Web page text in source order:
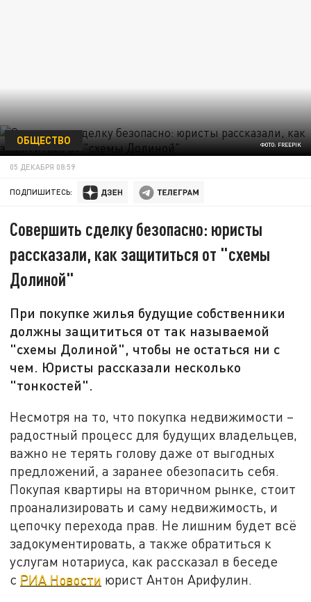
ФОТО: FREEPIK
ОБЩЕСТВО
05 ДЕКАБРЯ 08:59
ПОДПИШИТЕСЬ:
Совершить сделку безопасно: юристы
рассказали, как защититься от "схемы
Долиной"
При покупке жилья будущие собственники
должны защититься от так называемой
"схемы Долиной", чтобы не остаться ни с
чем. Юристы рассказали несколько
"тонкостей".
Несмотря на то, что покупка недвижимости –
радостный процесс для будущих владельцев,
важно не терять голову даже от выгодных
предложений, а заранее обезопасить себя.
Покупая квартиры на вторичном рынке, стоит
проанализировать и саму недвижимость, и
цепочку перехода прав. Не лишним будет всё
задокументировать, а также обратиться к
услугам нотариуса, как рассказал в беседе
с РИА Новости юрист Антон Арифулин.